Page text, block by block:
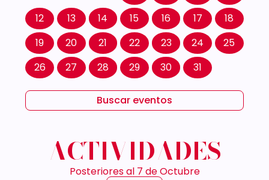
12
13 14 15 16 17
18
19
20 21 22 23 24
25
26
27 28 29 30 31
Buscar eventos
ACTIVIDADES
Posteriores al 7 de Octubre